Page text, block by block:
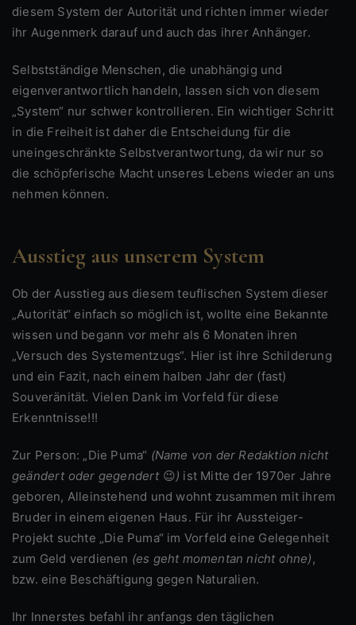
diesem System der Autorität und richten immer wieder
ihr Augenmerk darauf und auch das ihrer Anhänger.
Selbstständige Menschen, die unabhängig und
eigenverantwortlich handeln, lassen sich von diesem
„System“ nur schwer kontrollieren. Ein wichtiger Schritt
in die Freiheit ist daher die Entscheidung für die
uneingeschränkte Selbstverantwortung, da wir nur so
die schöpferische Macht unseres Lebens wieder an uns
nehmen können.
Ausstieg aus unserem System
Ob der Ausstieg aus diesem teuflischen System dieser
„Autorität“ einfach so möglich ist, wollte eine Bekannte
wissen und begann vor mehr als 6 Monaten ihren
„Versuch des Systementzugs“. Hier ist ihre Schilderung
und ein Fazit, nach einem halben Jahr der (fast)
Souveränität. Vielen Dank im Vorfeld für diese
Erkenntnisse!!!
Zur Person: „Die Puma“ (Name von der Redaktion nicht
geändert oder gegendert 😉) ist Mitte der 1970er Jahre
geboren, Alleinstehend und wohnt zusammen mit ihrem
Bruder in einem eigenen Haus. Für ihr Aussteiger-
Projekt suchte „Die Puma“ im Vorfeld eine Gelegenheit
zum Geld verdienen (es geht momentan nicht ohne) ,
bzw. eine Beschäftigung gegen Naturalien.
Ihr Innerstes befahl ihr anfangs den täglichen